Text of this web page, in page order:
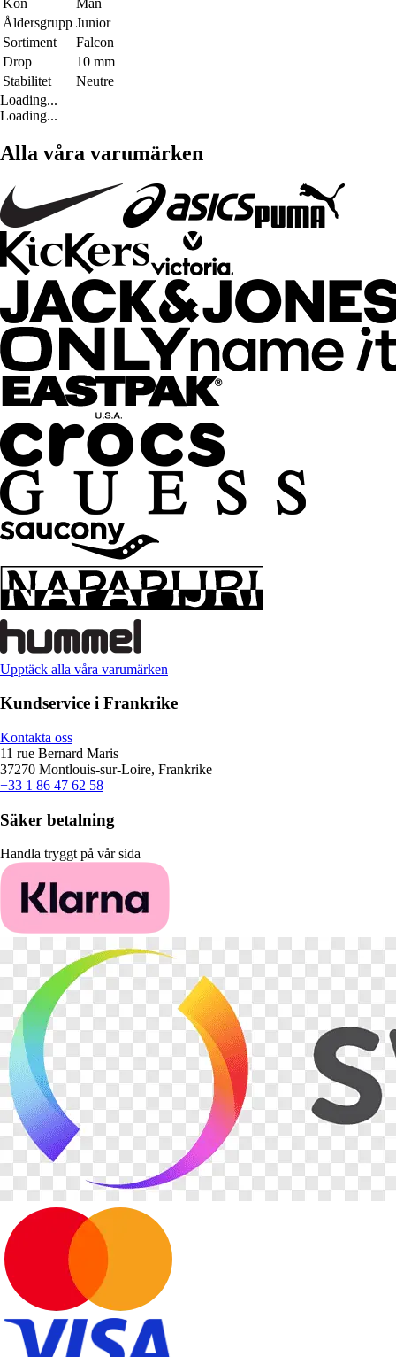
Åldersgrupp Junior
Sortiment
Falcon
Drop
10 mm
Stabilitet
Neutre
Loading...
Loading...
Alla våra varumärken
Upptäck alla våra varumärken
Kundservice i Frankrike
Kontakta oss
11 rue Bernard Maris
37270 Montlouis-sur-Loire, Frankrike
+33 1 86 47 62 58
Säker betalning
Handla tryggt på vår sida